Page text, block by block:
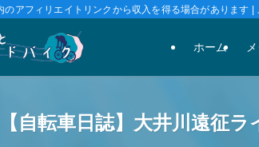
のアフィリエイトリンクから収入を得る場合があります |
ホーム
【自転車日誌】大井川遠征ラ